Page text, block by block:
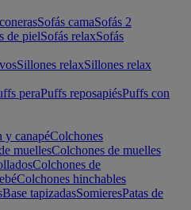
Sofás camaSofás 2
de pielSofás relaxSofás
Sillones relaxSillones relax
peraPuffs reposapiésPuffs con
y canapéColchones
muellesColchones de muelles
Colchones de
Colchones hinchables
Base tapizadasSomieresPatas de